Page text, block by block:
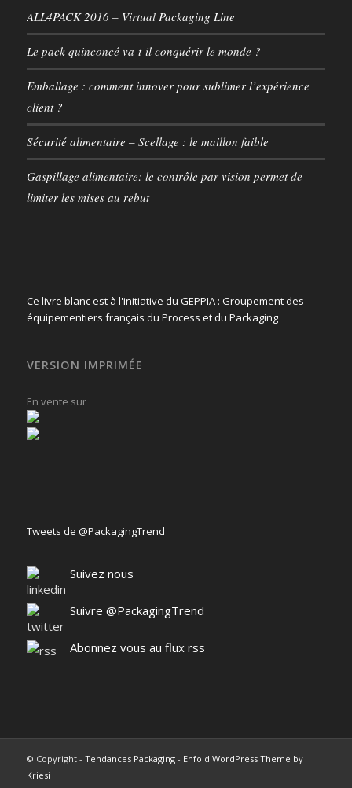
ALL4PACK 2016 – Virtual Packaging Line
Le pack quinconcé va-t-il conquérir le monde ?
Emballage : comment innover pour sublimer l’expérience
client ?
Sécurité alimentaire – Scellage : le maillon faible
Gaspillage alimentaire: le contrôle par vision permet de
limiter les mises au rebut
Ce livre blanc est à l'initiative du GEPPIA : Groupement des
équipementiers français du Process et du Packaging
VERSION IMPRIMÉE
En vente sur
Tweets de @PackagingTrend
Suivez nous
Suivre @PackagingTrend
Abonnez vous au flux rss
© Copyright - Tendances Packaging- Enfold WordPress Theme by
Kriesi